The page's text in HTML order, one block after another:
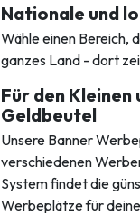
Nationale und
Wähle einen Bereich,
ganzes Land - dort
Für den Kleinen
Geldbeutel
Unsere Banner
verschiedenen
System findet die
Werbeplätze für